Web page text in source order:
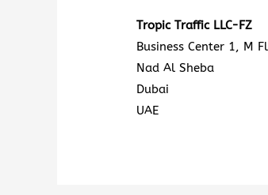
Tropic Traffic LLC-FZ
Business Center 1, M
Nad Al Sheba
Dubai
UAE